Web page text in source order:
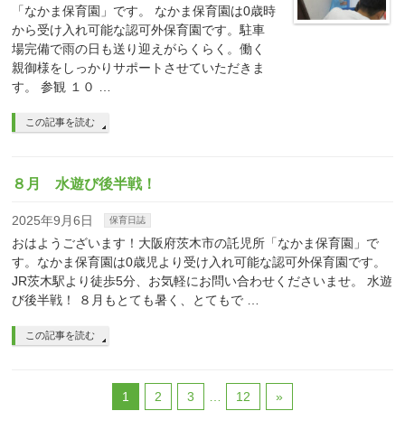
「なかま保育園」です。 なかま保育園は0歳時
から受け入れ可能な認可外保育園です。駐車
場完備で雨の日も送り迎えがらくらく。働く
親御様をしっかりサポートさせていただきま
す。 参観 １０ …
この記事を読む
８月 水遊び後半戦！
2025年9月6日 保育日誌
おはようございます！大阪府茨木市の託児所「なかま保育園」で
す。なかま保育園は0歳児より受け入れ可能な認可外保育園です。
JR茨木駅より徒歩5分、お気軽にお問い合わせくださいませ。 水遊
び後半戦！ ８月もとても暑く、とてもで …
この記事を読む
1 2 3 12 »